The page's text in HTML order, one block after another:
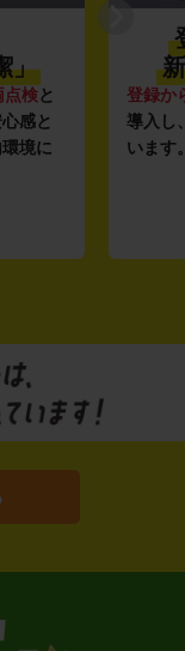
」
点検と
感と
境に
登録か
導入し
います